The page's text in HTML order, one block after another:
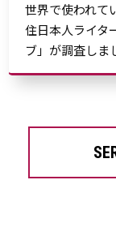
世界で使われて
住日本人ライタ
ブ」が調査しま